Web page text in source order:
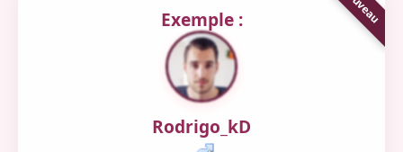
Exemple :
Rodrigo_kD